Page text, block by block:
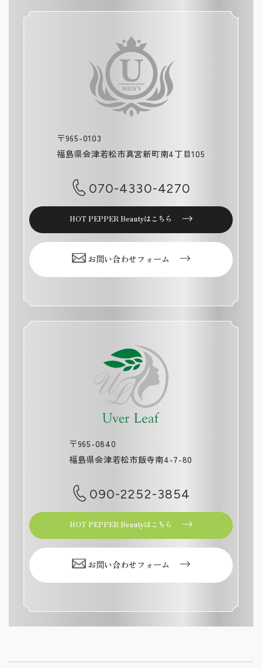
〒965-0103
福島県会津若松市真宮新町南4丁目105
070-4330-4270
HOT PEPPER Beautyはこちら
お問い合わせフォーム
〒965-0840
福島県会津若松市飯寺南4-7-80
090-2252-3854
HOT PEPPER Beautyはこちら
お問い合わせフォーム